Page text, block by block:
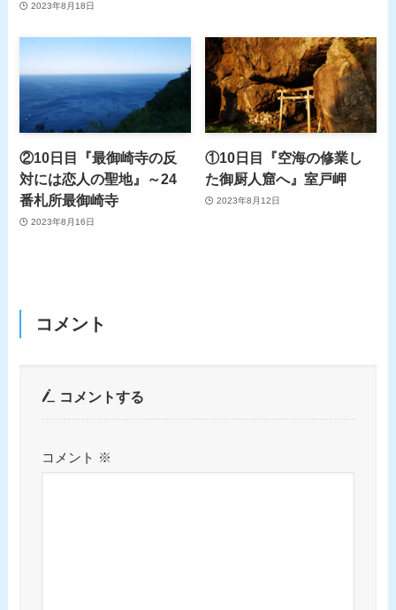
2023年8月18日
②10日目『最御崎寺の反
対には恋人の聖地』～24
番札所最御崎寺
2023年8月16日
①10日目『空海の修業し
た御厨人窟へ』室戸岬
2023年8月12日
コメント
コメントする
コメント ※